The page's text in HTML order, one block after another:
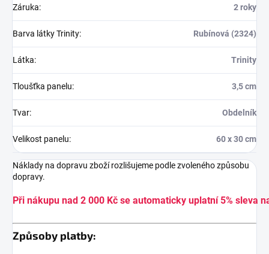
Záruka: 2 roky
Barva látky Trinity: Rubínová (2324)
Látka: Trinity
Tloušťka panelu: 3,5 cm
Tvar: Obdelník
Velikost panelu: 60 x 30 cm
Náklady na dopravu zboží rozlišujeme podle zvoleného způsobu
dopravy.
Při nákupu nad 2 000 Kč se automaticky uplatní 5% sleva
Způsoby platby: